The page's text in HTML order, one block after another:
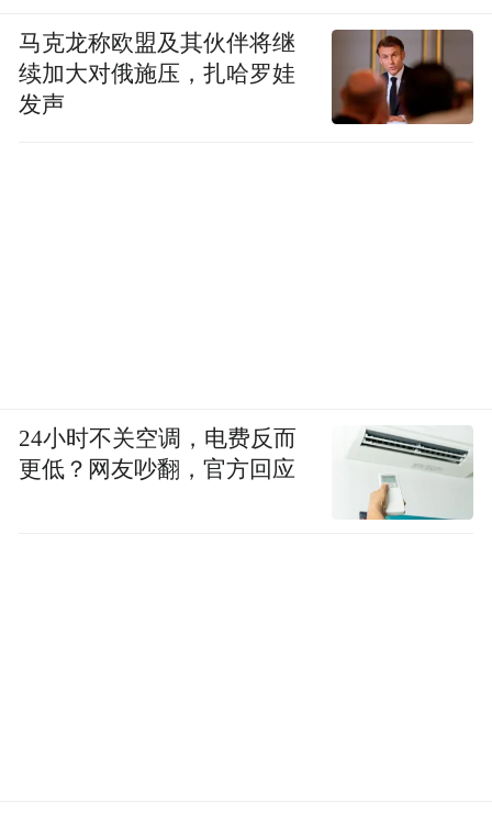
马克龙称欧盟及其伙伴将继
续加大对俄施压，扎哈罗娃
发声
24小时不关空调，电费反而
更低？网友吵翻，官方回应